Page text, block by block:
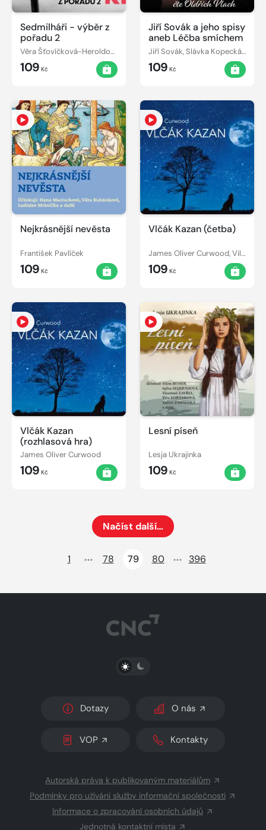
Sedmilháři - výběr z
pořadu 2
Věra Šťovíčková-Heroldová, Dita Skálová
109 Kč
Jiří Sovák a jeho spisy
aneb Léčba smíchem
Jiří Sovák, Slávka Kopecká, Oldřich Vlach
109 Kč
Nejkrásnější nevěsta
František Pavlíček
109 Kč
Vlčák Kazan (četba)
James Oliver Curwood, Vilém Besser
109 Kč
Vlčák Kazan
(rozhlasová hra)
James Oliver Curwood
109 Kč
Lesní píseň
Lesja Ukrajinka
109 Kč
Načíst další…
1
78 79 80 396
PŘEPNOUT SVĚTLÝ/TMAVÝ REŽIM
Dotazy O nás
VOP Kontakty
Autorská práva k publikovaným materiálům
Podmínky pro užívání služby informační společnosti
Informace o zpracování osobních údajů
Jednotná kontaktní místa